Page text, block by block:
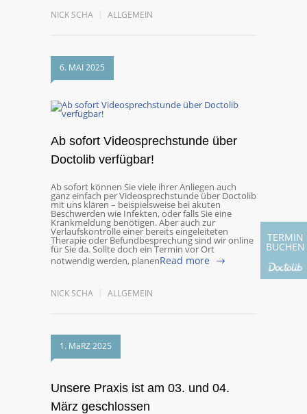
NICK SCHA ALLGEMEIN
6. MAI 2025
Ab sofort Videosprechstunde über
Doctolib verfügbar!
Ab sofort können Sie viele ihrer Anliegen auch
ganz einfach per Videosprechstunde über Doctolib
mit uns klären – beispielsweise bei akuten
Beschwerden wie Infekten, oder falls Sie eine
Krankmeldung benötigen. Aber auch zur
Verlaufskontrolle einer bereits eingeleiteten
Therapie oder Befundbesprechung sind wir online
für Sie da. Sollte doch ein Termin vor Ort
notwendig werden, planenRead more
NICK SCHA ALLGEMEIN
1. MäRZ 2025
Unsere Praxis ist am 03. und 04.
März geschlossen
TERMIN
BUCHEN